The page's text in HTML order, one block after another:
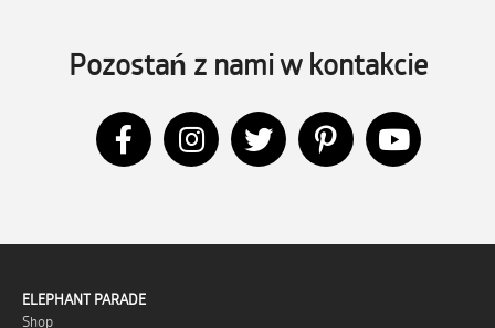
Pozostań z nami w kontakcie
ELEPHANT PARADE
Shop